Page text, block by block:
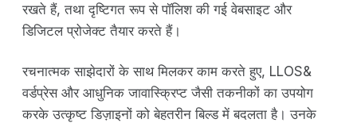
रखते हैं, तथा दृष्टिगत रूप से पॉलिश की गई वेबसाइट और
डिजिटल प्रोजेक्ट तैयार करते हैं।
रचनात्मक साझेदारों के साथ मिलकर काम करते हुए, LLOS&
वर्डप्रेस और आधुनिक जावास्क्रिप्ट जैसी तकनीकों का उपयोग
करके उत्कृष्ट डिज़ाइनों को बेहतरीन बिल्ड में बदलता है। उनके